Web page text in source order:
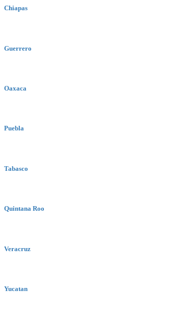
Chiapas
Guerrero
Oaxaca
Puebla
Tabasco
Quintana Roo
Veracruz
Yucatan